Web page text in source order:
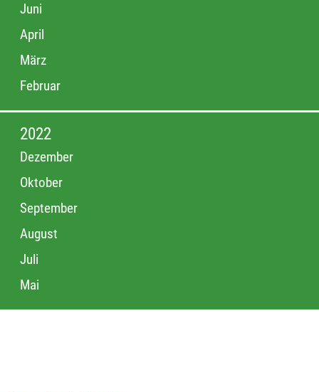
Juni
April
März
Februar
2022
Dezember
Oktober
September
August
Juli
Mai